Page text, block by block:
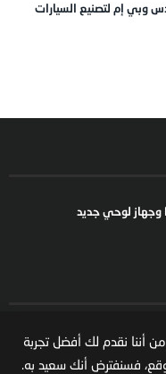
وبي إم لتصنيع السيارات
الدولي يؤكد قوة الاقتصاد
أننا نقدم لك أفضل تجربة
فسنفترض أنك سعيد به.